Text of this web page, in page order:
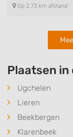
Op 2,73 km afstand
Plaatsen
Ugchelen
Lieren
Beekbergen
Klarenbeek